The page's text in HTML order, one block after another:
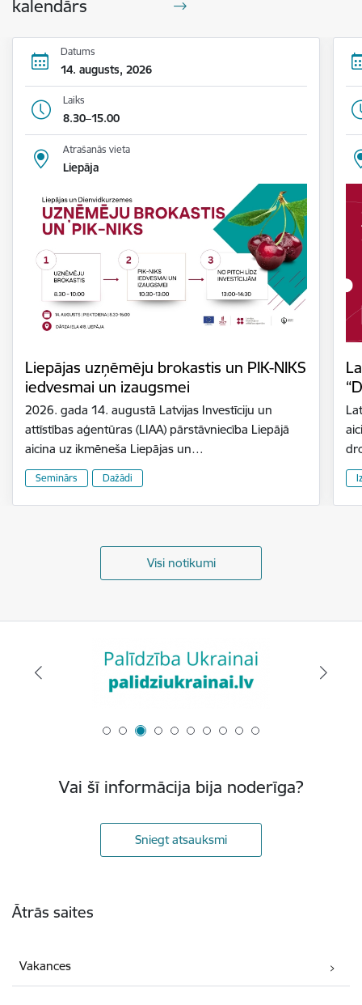
kalendārs
Datums
14. augusts, 2026
Laiks
8.30–15.00
Atrašanās vieta
Liepāja
Liepājas uzņēmēju brokastis un PIK-NIKS
iedvesmai un izaugsmei
2026. gada 14. augustā Latvijas Investīciju un
attīstības aģentūras (LIAA) pārstāvniecība Liepājā
aicina uz ikmēneša Liepājas un…
Seminārs Dažādi
Visi notikumi
Vai šī informācija bija noderīga?
Sniegt atsauksmi
Ātrās saites
Vakances